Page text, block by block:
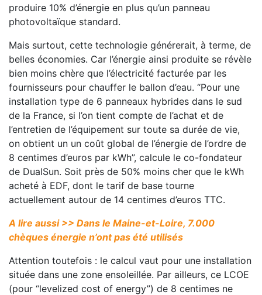
produire 10% d’énergie en plus qu’un panneau
photovoltaïque standard.
Mais surtout, cette technologie générerait, à terme, de
belles économies. Car l’énergie ainsi produite se révèle
bien moins chère que l’électricité facturée par les
fournisseurs pour chauffer le ballon d’eau. “Pour une
installation type de 6 panneaux hybrides dans le sud
de la France, si l’on tient compte de l’achat et de
l’entretien de l’équipement sur toute sa durée de vie,
on obtient un un coût global de l’énergie de l’ordre de
8 centimes d’euros par kWh”, calcule le co-fondateur
de DualSun. Soit près de 50% moins cher que le kWh
acheté à EDF, dont le tarif de base tourne
actuellement autour de 14 centimes d’euros TTC.
A lire aussi >> Dans le Maine-et-Loire, 7.000
chèques énergie n’ont pas été utilisés
Attention toutefois : le calcul vaut pour une installation
située dans une zone ensoleillée. Par ailleurs, ce LCOE
(pour “levelized cost of energy”) de 8 centimes ne